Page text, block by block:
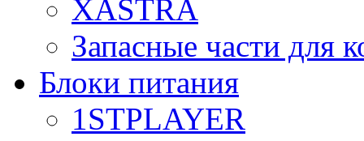
XASTRA
Запасные части для
Блоки питания
1STPLAYER